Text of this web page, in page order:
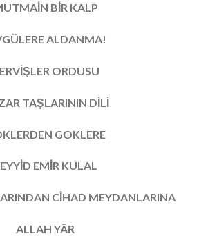
BİR KALP
ALDANMA!
ORDUSU
TAŞLARININ DİLİ
GOKLERE
EMİR KULAL
CİHAD MEYDANLARINA
ALLAH YÂR